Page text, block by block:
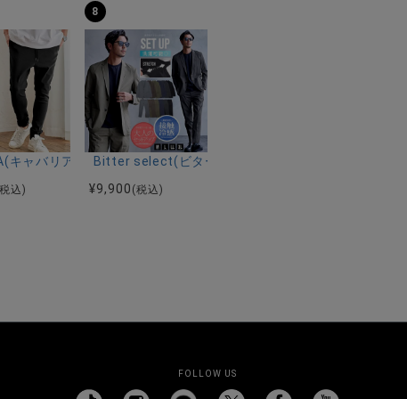
チバンドカラー半袖シャツ＆イージーパンツ/全2色
半袖Tシャツ/全4色
キャバリア)ストレッチジョッパーパンツ/全4色
込)
8
Bitter select(ビターセレクト)接触冷感スーパース
¥9,900 (税込)
FOLLOW US